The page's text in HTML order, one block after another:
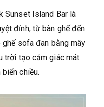
Sunset Island Bar là
đỉnh, từ bàn ghế đến
sofa đan bằng mây
trời tạo cảm giác mát
chiều.